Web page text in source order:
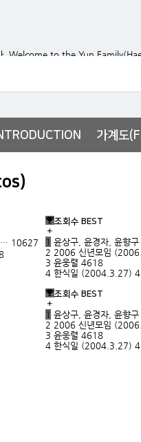
가계도
… 10627
조회수 BEST
1 윤상구, 윤경자, 윤향
2 2006 신년모임
3 윤웅렬 4618
4 한식일 (2004.3.27)
조회수 BEST
1 윤상구, 윤경자, 윤향
2 2006 신년모임
3 윤웅렬 4618
4 한식일 (2004.3.27)